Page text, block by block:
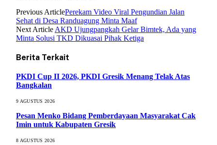
Previous ArticlePerekam Video Viral Pengundian Jalan
Sehat di Desa Randuagung Minta Maaf
Next Article AKD Ujungpangkah Gelar Bimtek, Ada yang
Minta Solusi TKD Dikuasai Pihak Ketiga
Berita Terkait
PKDI Cup II 2026, PKDI Gresik Menang Telak Atas
Bangkalan
9 AGUSTUS 2026
Pesan Menko Bidang Pemberdayaan Masyarakat Cak
Imin untuk Kabupaten Gresik
8 AGUSTUS 2026